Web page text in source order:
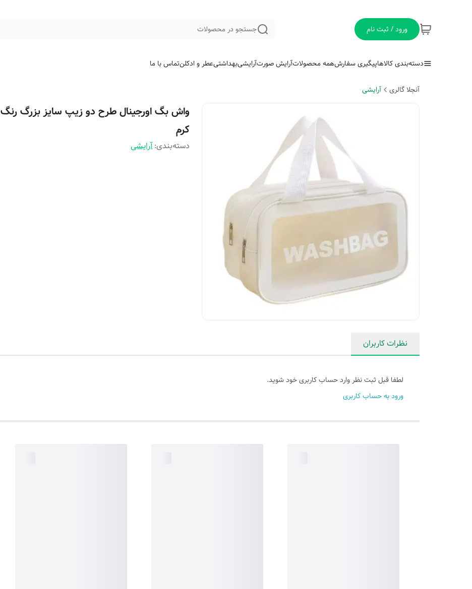
ورود / ثبت نام جستجو در محصولات
دسته‌بندی کالاهاپیگیری سفارشهمه محصولاتآرایش صورتآرایشیبهداشتیعطر و ادکلنتماس با ما
آنجلا گالری آرایشی
واش بگ اورجینال طرح دو زیپ سایز بزرگ رنگ
کرم
دسته‌بندی:آرایشی
نظرات کاربران
لطفا قبل ثبت نظر وارد حساب کاربری خود شوید.
ورود به حساب کاربری